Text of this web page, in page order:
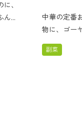
、
わ
中華の定番
物に、ゴー
ヤの苦みと
バランスが
副菜